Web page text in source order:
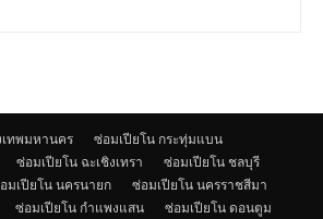
เทพมหานคร
ซ่อมเปียโน กระทุ่มแบน
ซ่อมเปียโน ฉะเชิงเทรา
ซ่อมเปียโน ชลบุรี
มเปียโน นครนายก
ซ่อมเปียโน นครราชสีมา
ซ่อมเปียโน กำแพงแสน
ซ่อมเปียโน ดอนตูม